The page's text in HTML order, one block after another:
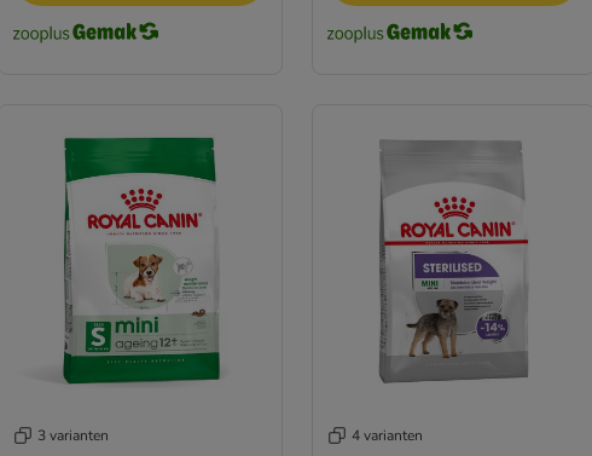
3 varianten 4 varianten